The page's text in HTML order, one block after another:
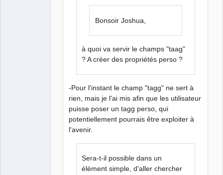
Bonsoir Joshua,
à quoi va servir le champs "taag"
? A créer des propriétés perso ?
-Pour l'instant le champ "tagg" ne sert à
rien, mais je l'ai mis afin que les utilisateur
puisse poser un tagg perso, qui
potentiellement pourrais être exploiter à
l'avenir.
Sera-t-il possible dans un
élément simple, d'aller chercher